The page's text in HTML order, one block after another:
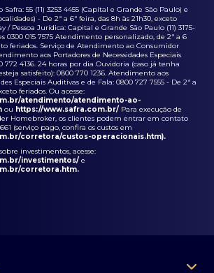
55 (11) 3253 4455 (Capital e Grande São Paulo) e
- De 2ª a 6ª feira, das 8h às 21h30, exceto
/ Pessoa Jurídica: Capital e Grande São Paulo (11) 3175-
0300 015 7575 Atendimento personalizado, de 2ª a 6
feriados. Serviço de Atendimento ao Consumidor
aos Portadores de Necessidades Especiais
772 4136. 24 horas por dia Ouvidoria (caso já tenha
satisfeito): 0800 770 1236. Atendimento aos
Especiais Auditivas e de Fala: 0800 727 7555 - De 2ª a
feriados. Ou acesse:
atendimento/atendimento-ao-
ou https://www.safra.com.br/ Para execução de
Homebroker, os clientes podem entrar em contato
(serviço pago, confira os custos em
corretora/custos-operacionais.htm).
investimentos, acesse:
investimentos/ e
corretora.htm.